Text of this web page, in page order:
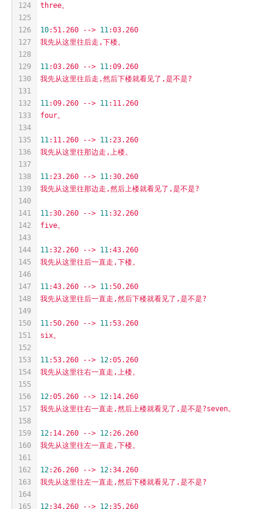
124
125
126
127
128
129
130
131
132
133
134
135
136
137
138
139
140
141
142
143
144
145
146
147
148
149
150
151
152
153
154
155
156
157
158
159
160
161
162
163
164
165
three。
10:51.260 --> 11:03.260
我先从这里往后走,下楼。
11:03.260 --> 11:09.260
我先从这里往后走,然后下楼就看见了,是不是?
11:09.260 --> 11:11.260
four。
11:11.260 --> 11:23.260
我先从这里往那边走,上楼。
11:23.260 --> 11:30.260
我先从这里往那边走,然后上楼就看见了,是不是?
11:30.260 --> 11:32.260
five。
11:32.260 --> 11:43.260
我先从这里往后一直走,下楼。
11:43.260 --> 11:50.260
我先从这里往后一直走,然后下楼就看见了,是不是?
11:50.260 --> 11:53.260
six。
11:53.260 --> 12:05.260
我先从这里往右一直走,上楼。
12:05.260 --> 12:14.260
我先从这里往右一直走,然后上楼就看见了,是不是?seven。
12:14.260 --> 12:26.260
我先从这里往左一直走,下楼。
12:26.260 --> 12:34.260
我先从这里往左一直走,然后下楼就看见了,是不是?
12:34.260 --> 12:35.260